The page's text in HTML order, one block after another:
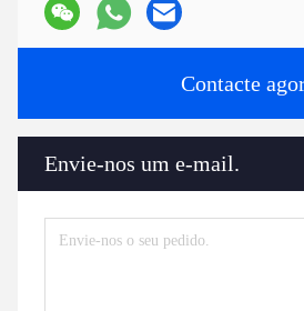
Contacte
Envie-nos um e-mail.